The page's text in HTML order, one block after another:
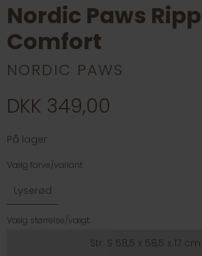
Nordic Paws
Comfort
NORDIC PAWS
DKK 349,00
På lager
Vælg farve/variant:
Lyserød
Vælg størrelse/vægt:
Str. S 58,5 x 58,5 x 17 cm.